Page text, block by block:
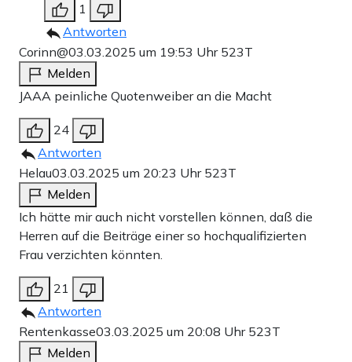
1
Antworten
Corinn@03.03.2025 um 19:53 Uhr 523T
Melden
JAAA peinliche Quotenweiber an die Macht
24
Antworten
Helau03.03.2025 um 20:23 Uhr 523T
Melden
Ich hätte mir auch nicht vorstellen können, daß die
Herren auf die Beiträge einer so hochqualifizierten
Frau verzichten könnten.
21
Antworten
Rentenkasse03.03.2025 um 20:08 Uhr 523T
Melden